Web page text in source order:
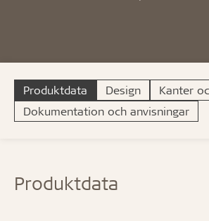
Produktdata Design
Kanter
Dokumentation och anvisningar
Produktdata